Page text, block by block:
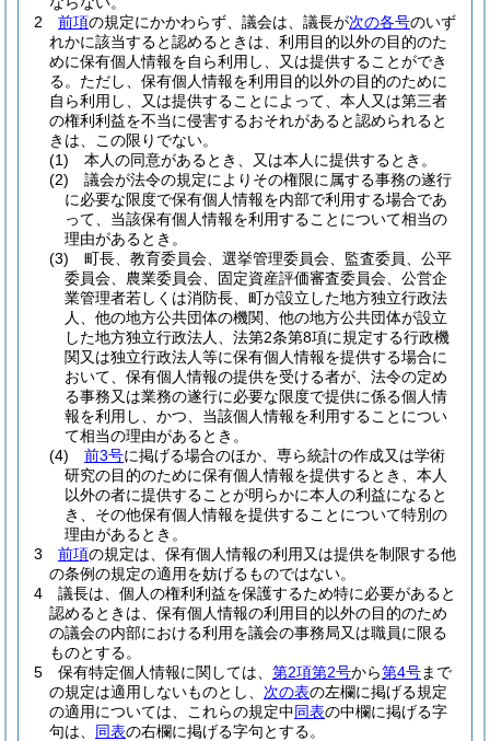
2
前項の規定にかかわらず、議会は、議長が次の各号のいず
れかに該当すると認めるときは、利用目的以外の目的のた
めに保有個人情報を自ら利用し、又は提供することができ
る。 ただし、保有個人情報を利用目的以外の目的のために
自ら利用し、又は提供することによって、本人又は第三者
の権利利益を不当に侵害するおそれがあると認められると
きは、この限りでない。
(1)
本人の同意があるとき、又は本人に提供するとき。
(2)
議会が法令の規定によりその権限に属する事務の遂行
に必要な限度で保有個人情報を内部で利用する場合であ
って、当該保有個人情報を利用することについて相当の
理由があるとき。
(3)
町長、教育委員会、選挙管理委員会、監査委員、公平
委員会、農業委員会、固定資産評価審査委員会、公営企
業管理者若しくは消防長、町が設立した地方独立行政法
人、他の地方公共団体の機関、他の地方公共団体が設立
した地方独立行政法人、法第2条第8項に規定する行政機
関又は独立行政法人等に保有個人情報を提供する場合に
おいて、保有個人情報の提供を受ける者が、法令の定め
る事務又は業務の遂行に必要な限度で提供に係る個人情
報を利用し、かつ、当該個人情報を利用することについ
て相当の理由があるとき。
(4)
前3号に掲げる場合のほか、専ら統計の作成又は学術
研究の目的のために保有個人情報を提供するとき、本人
以外の者に提供することが明らかに本人の利益になると
き、その他保有個人情報を提供することについて特別の
理由があるとき。
3
前項の規定は、保有個人情報の利用又は提供を制限する他
の条例の規定の適用を妨げるものではない。
4
議長は、個人の権利利益を保護するため特に必要があると
認めるときは、保有個人情報の利用目的以外の目的のため
の議会の内部における利用を議会の事務局又は職員に限る
ものとする。
5
保有特定個人情報に関しては、 第2項第2号から第4号まで
の規定は適用しないものとし、 次の表の左欄に掲げる規定
の適用については、これらの規定中同表の中欄に掲げる字
句は、 同表の右欄に掲げる字句とする。